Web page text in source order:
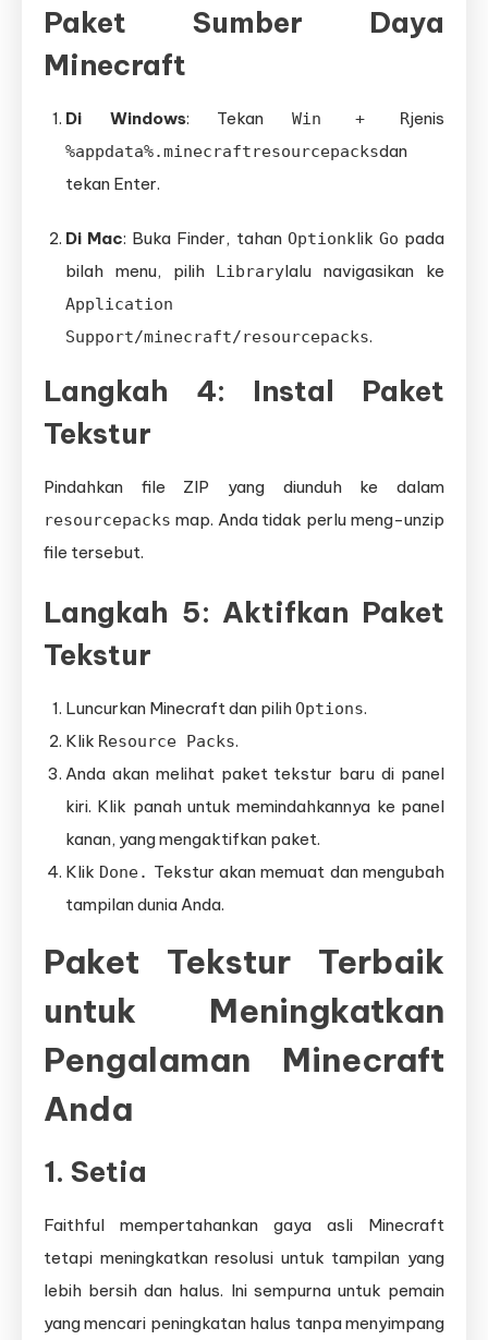
Paket Sumber Daya
Minecraft
Di Windows: Tekan Win + Rjenis
%appdata%.minecraftresourcepacksdan
tekan Enter.
Di Mac: Buka Finder, tahan Optionklik Go pada
bilah menu, pilih Librarylalu navigasikan ke
Application
Support/minecraft/resourcepacks.
Langkah 4: Instal Paket
Tekstur
Pindahkan file ZIP yang diunduh ke dalam
resourcepacks map. Anda tidak perlu meng-unzip
file tersebut.
Langkah 5: Aktifkan Paket
Tekstur
Luncurkan Minecraft dan pilihOptions.
Klik Resource Packs.
Anda akan melihat paket tekstur baru di panel
kiri. Klik panah untuk memindahkannya ke panel
kanan, yang mengaktifkan paket.
Klik Done. Tekstur akan memuat dan mengubah
tampilan dunia Anda.
Paket Tekstur Terbaik
untuk Meningkatkan
Pengalaman Minecraft
Anda
1. Setia
Faithful mempertahankan gaya asli Minecraft
tetapi meningkatkan resolusi untuk tampilan yang
lebih bersih dan halus. Ini sempurna untuk pemain
yang mencari peningkatan halus tanpa menyimpang